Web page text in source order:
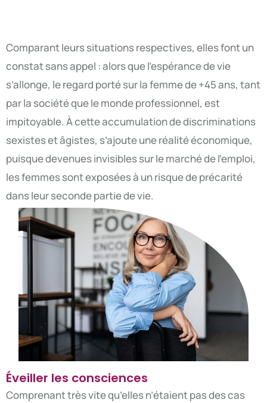
Comparant leurs situations respectives, elles font un
constat sans appel : alors que l’espérance de vie
s’allonge, le regard porté sur la femme de +45 ans, tant
par la société que le monde professionnel, est
impitoyable. À cette accumulation de discriminations
sexistes et âgistes, s’ajoute une réalité économique,
puisque devenues invisibles sur le marché de l’emploi,
les femmes sont exposées à un risque de précarité
dans leur seconde partie de vie.
Éveiller les consciences
Comprenant très vite qu’elles n’étaient pas des cas